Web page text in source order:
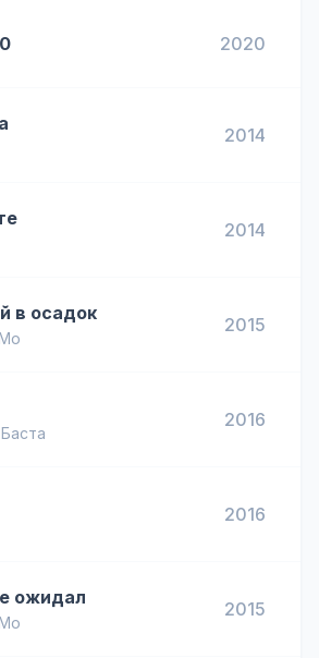
2020
2014
2014
в осадок
2015
Баста
2016
2016
ожидал
2015